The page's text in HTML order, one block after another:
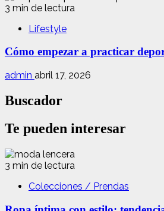
3 min de lectura
Lifestyle
Cómo empezar a practicar
admin abril 17, 2026
Buscador
Te pueden interesar
3 min de lectura
Colecciones / Prendas